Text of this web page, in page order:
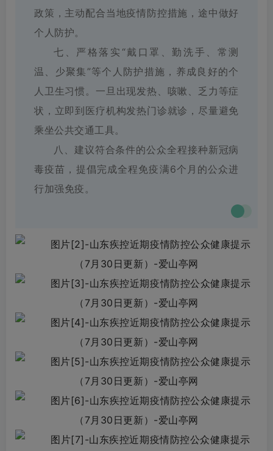
政策，主动配合当地疫情防控措施，途中做好
个人防护。
七、严格落实“戴口罩、勤洗手、常测
温、少聚集”等个人防护措施，养成良好的个
人卫生习惯。一旦出现发热、咳嗽、乏力等症
状，立即到医疗机构发热门诊就诊，尽量避免
乘坐公共交通工具。
八、建议符合条件的公众全程接种新冠病
毒疫苗，提倡完成全程免疫满6个月的公众进
行加强免疫。